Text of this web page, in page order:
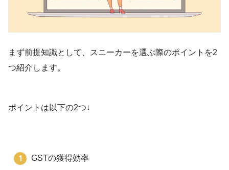
まず前提知識として、スニーカーを選ぶ際のポイントを2
つ紹介します。
ポイントは以下の2つ↓
GSTの獲得効率